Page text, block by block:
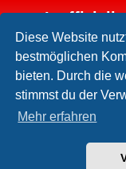
Diese Website
bestmöglichen
bieten. Durch die
stimmst du der
Mehr erfahren
FAQ
Foren-Übersicht
NFL zukünftig